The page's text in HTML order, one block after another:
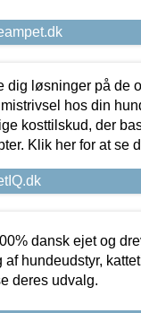
dig løsninger på de
hos din
kosttilskud, der
Klik her for at se
dansk ejet og
hundeudstyr,
deres udvalg.